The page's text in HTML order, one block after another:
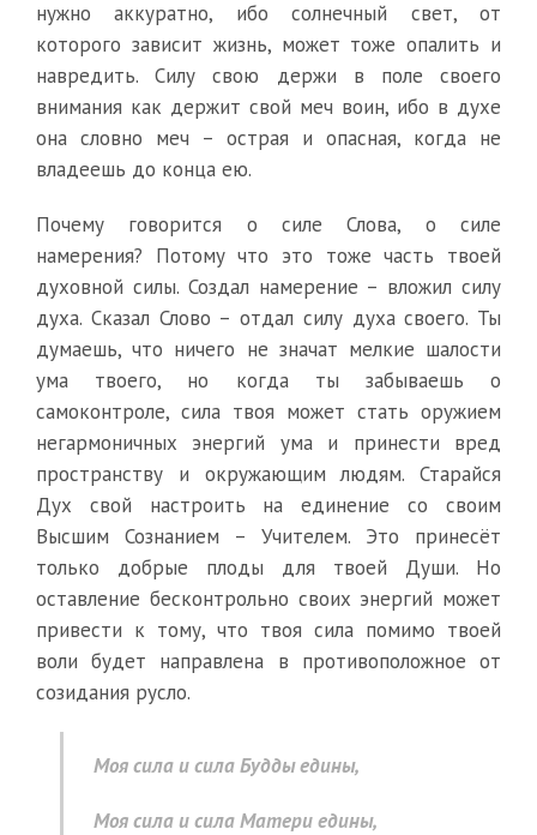
нужно аккуратно, ибо солнечный свет, от
которого зависит жизнь, может тоже опалить и
навредить. Силу свою держи в поле своего
внимания как держит свой меч воин, ибо в духе
она словно меч – острая и опасная, когда не
владеешь до конца ею.
Почему говорится о силе Слова, о силе
намерения? Потому что это тоже часть твоей
духовной силы. Создал намерение – вложил силу
духа. Сказал Слово – отдал силу духа своего. Ты
думаешь, что ничего не значат мелкие шалости
ума твоего, но когда ты забываешь о
самоконтроле, сила твоя может стать оружием
негармоничных энергий ума и принести вред
пространству и окружающим людям. Старайся
Дух свой настроить на единение со своим
Высшим Сознанием – Учителем. Это принесёт
только добрые плоды для твоей Души. Но
оставление бесконтрольно своих энергий может
привести к тому, что твоя сила помимо твоей
воли будет направлена в противоположное от
созидания русло.
Моя сила и сила Будды едины,
Моя сила и сила Матери едины,